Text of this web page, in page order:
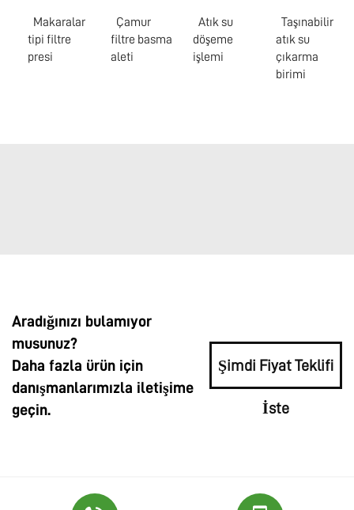
Makaralar
tipi filtre
presi
Çamur
filtre basma
aleti
Atık su
döşeme
işlemi
Taşınabilir
atık su
çıkarma
birimi
Aradığınızı bulamıyor
musunuz?
Daha fazla ürün için
danışmanlarımızla iletişime
geçin.
Şimdi Fiyat Teklifi
İste